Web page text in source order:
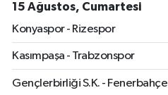
15 Ağustos, Cumartesi
Konyaspor - Rizespor
Kasımpaşa - Trabzonspor
Gençlerbirliği S.K. - Fenerbahçe